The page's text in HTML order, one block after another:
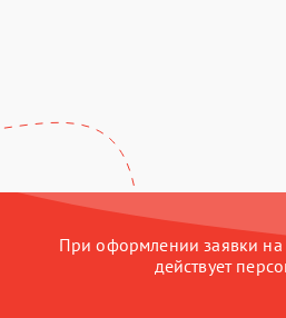
При оформлении заявки на
действует